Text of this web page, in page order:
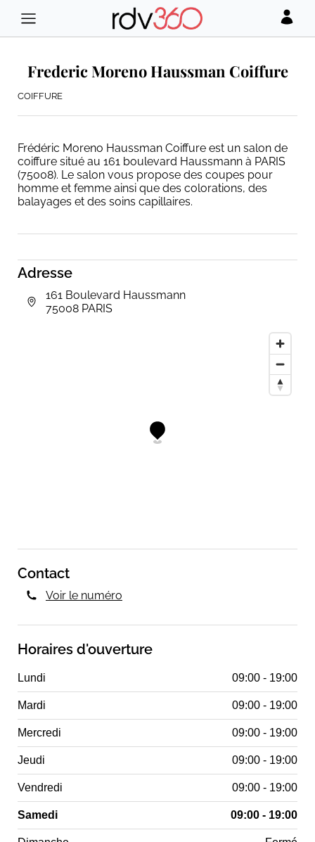
Adresse
161 Boulevard Haussmann
75008 PARIS
Contact
Voir le numéro
Horaires d'ouverture
Lundi 09:00 - 19:00
Mardi 09:00 - 19:00
Mercredi 09:00 - 19:00
Jeudi 09:00 - 19:00
Vendredi 09:00 - 19:00
Samedi 09:00 - 19:00
Frederic Moreno Haussman Coiffure
COIFFURE
Frédéric Moreno Haussman Coiffure est un salon de
coiffure situé au 161 boulevard Haussmann à PARIS
(75008). Le salon vous propose des coupes pour
homme et femme ainsi que des colorations, des
balayages et des soins capillaires.